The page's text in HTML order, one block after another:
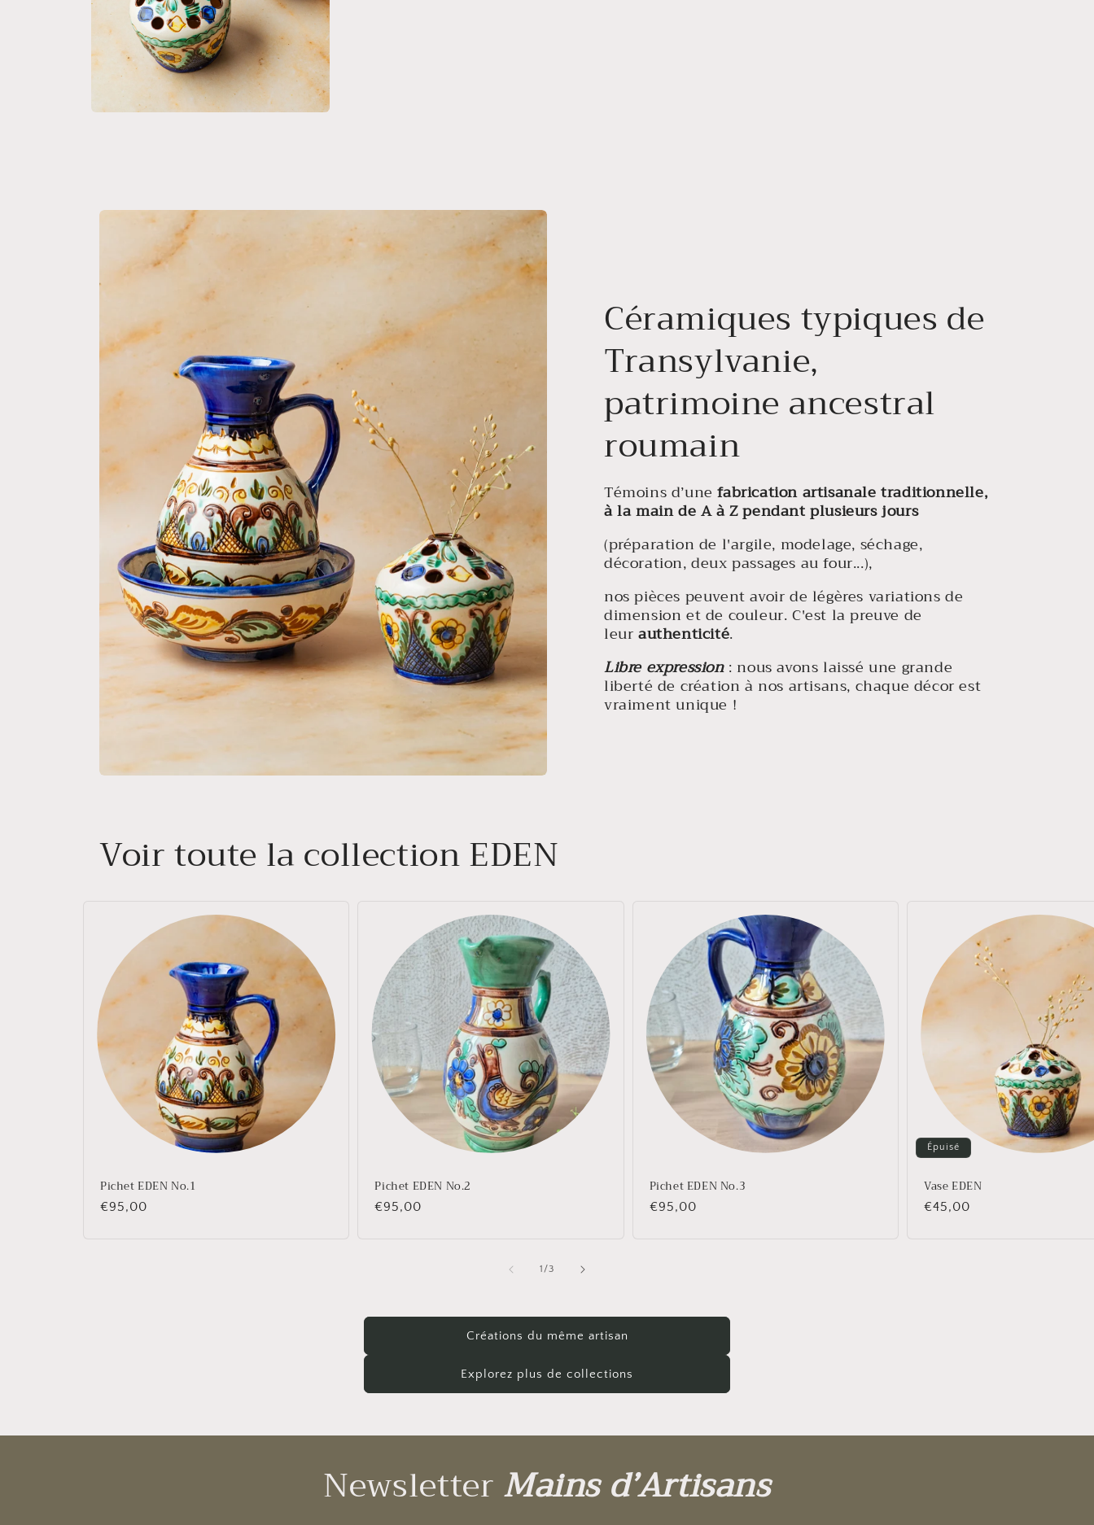
Céramiques typiques de
Transylvanie,
patrimoine ancestral
roumain
Témoins d’unefabrication artisanale traditionnelle,
à la main de A à Z pendant plusieurs jours
(préparation de l'argile, modelage, séchage,
décoration, deux passages au four...),
nos pièces peuvent avoir de légères variations de
dimension et de couleur. C'est la preuve de
leurauthenticité.
Libre expression: nous avons laissé une grande
liberté de création à nos artisans, chaque décor est
vraiment unique !
Voir toute la collection EDEN
Pichet EDEN No.1
Prix
€95,00
Pichet EDEN No.2
Prix
€95,00
Pichet EDEN No.3
Prix
€95,00
Épuisé
Vase EDEN
Prix
€45,00
1/de
3
Créations du même artisan
Explorez plus de collections
NewsletterMains d’Artisans